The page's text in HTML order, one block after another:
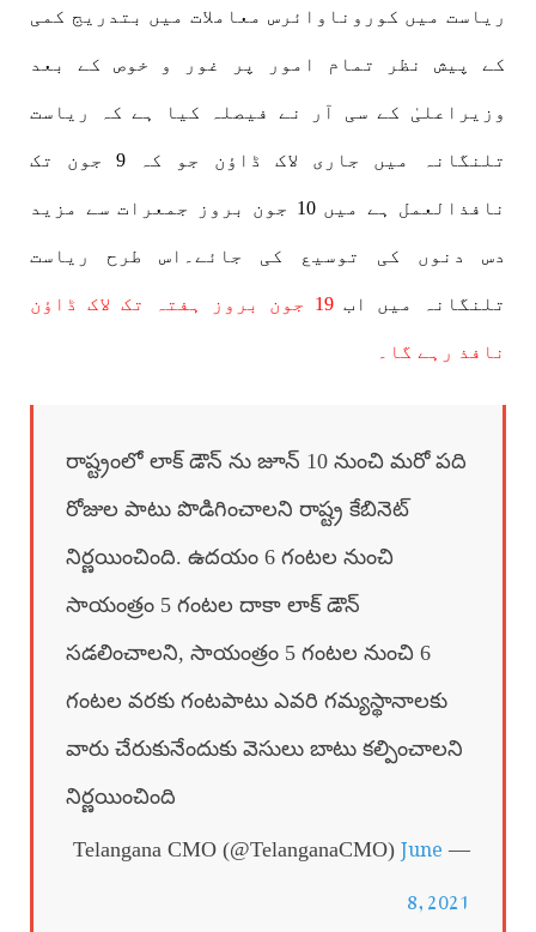
ریاست میں کوروناوائرس معاملات میں بتدریج کمی
کے پیش نظر تمام امور پر غور و خوص کے بعد
وزیراعلیٰ کے سی آر نے فیصلہ کیا ہے کہ ریاست
تلنگانہ میں جاری لاک ڈاؤن جو کہ 9 جون تک
نافذالعمل ہے میں 10 جون بروز جمعرات سے مزید
دس دنوں کی توسیع کی جائے۔اس طرح ریاست
تلنگانہ میں اب 19 جون بروز ہفتہ تک لاک ڈاؤن
نافذ رہے گا۔
రాష్ట్రంలో లాక్ డౌన్ ను జూన్ 10 నుంచి మరో పది
రోజుల పాటు పొడిగించాలని రాష్ట్ర కేబినెట్
నిర్ణయించింది. ఉదయం 6 గంటల నుంచి
సాయంత్రం 5 గంటల దాకా లాక్ డౌన్
సడలించాలని, సాయంత్రం 5 గంటల నుంచి 6
గంటల వరకు గంటపాటు ఎవరి గమ్యస్థానాలకు
వారు చేరుకునేందుకు వెసులు బాటు కల్పించాలని
నిర్ణయించింది
— Telangana CMO (@TelanganaCMO)
June
8, 2021